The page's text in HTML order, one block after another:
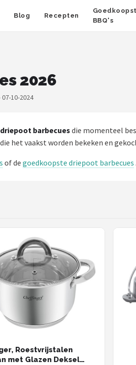
Blog Recepten
BBQ's
2026
10-2024
barbecuesdie momenteel
het vaakst worden bekeken en
of de goedkoopste driepoot barbecues .
Roestvrijstalen
met Glazen Deksel